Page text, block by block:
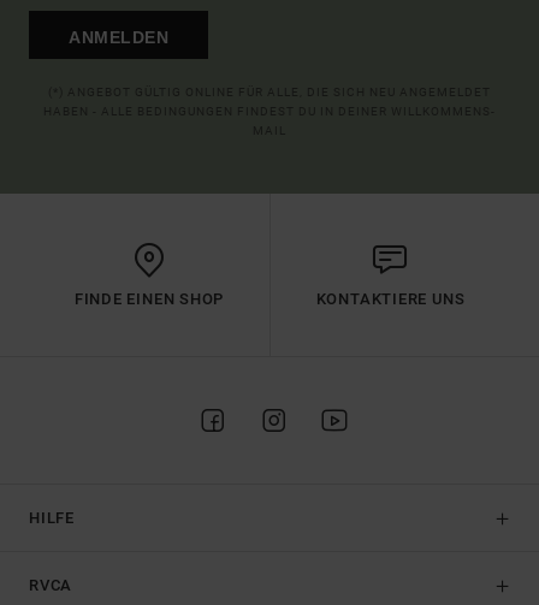
ANMELDEN
FINDE EINEN SHOP KONTAKTIERE UNS
HILFE
RVCA